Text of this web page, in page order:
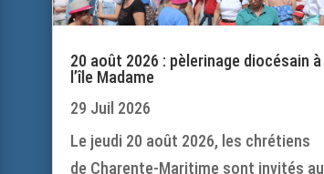
20 août 2026 : pèlerinage diocésain à
l’île Madame
29 Juil 2026
Le jeudi 20 août 2026, les chrétiens
de Charente-Maritime sont invités au